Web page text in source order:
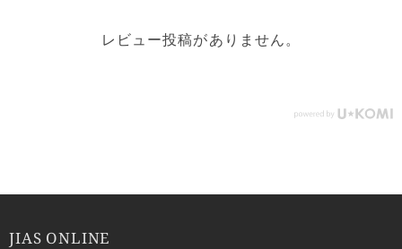
レビュー投稿がありません。
JIAS ONLINE